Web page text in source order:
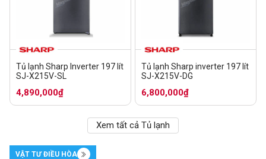
Tủ lạnh Sharp Inverter 197 lít
SJ-X215V-SL
4,890,000₫
Tủ lạnh Sharp inverter 197 lít
SJ-X215V-DG
6,800,000₫
Xem tất cả Tủ lạnh
VẬT TƯ ĐIỀU HÒA